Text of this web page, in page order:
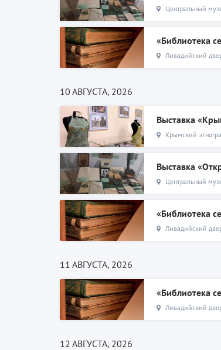
Центральный музей
«Библиотека
Ливадийский
10 АВГУСТА, 2026
Выставка
Крымский
Выставка
Центральный музей
«Библиотека
Ливадийский
11 АВГУСТА, 2026
«Библиотека
Ливадийский
12 АВГУСТА, 2026